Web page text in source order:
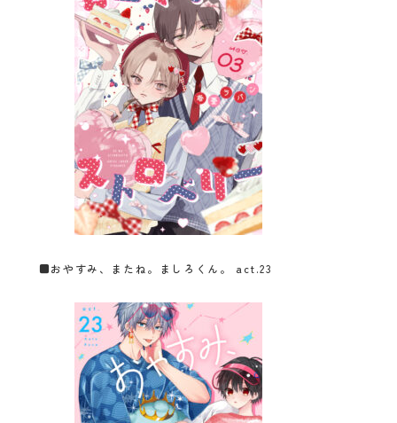
■おやすみ、またね。ましろくん。 act.23